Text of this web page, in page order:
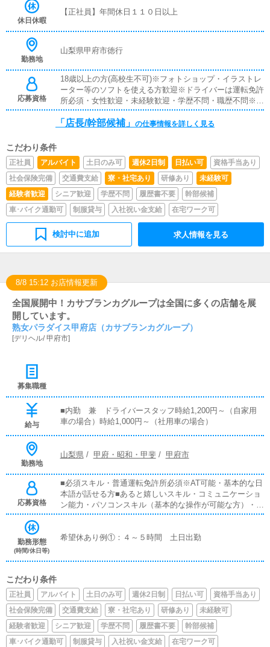
で安全に送り届けて頂きます。▼寮・待機場の清掃女の子
デザイナーやフォトグラファーに発注依頼を行います。
休日休暇
【正社員】年間休日１１０日以上
勤務地
山梨県甲府市徳行
応募資格
18歳以上の方(高校生不可)※フォトショップ・イラストレ
ーター等のソフトを使える方歓迎※ドライバーは運転免許
所必須・女性歓迎・未経験歓迎・学歴不問・職歴不問※18
歳未満（高校生を含む）の応募はお断りします。
「店長/幹部候補」 の仕事情報を詳しく見る
こだわり条件
正社員 アルバイト 土日のみ可 週休2日制 日払い可
資格手当あり
社会保険完備
交通費支給 寮・社宅あり 研修あり
未経験可
経験者歓迎
シニア歓迎 学歴不問 履歴書不要
幹部候補
車･バイク通勤可
制服貸与 入社祝い金支給 在宅ワーク可
検討中に追加 求人情報を見る
8/8 15:12 お店情報更新
全国展開中！カサブランカグループは全国に多くの店舗を展
開しています。
熟女パラダイス甲府店（カサブランカグループ）
[デリヘル/甲府市]
募集職種
給与
■内勤 兼 ドライバースタッフ時給1,200円～（自家用
車の場合）時給1,000円～（社用車の場合）
勤務地
山梨県/ 甲府・昭和・甲斐/ 甲府市
応募資格
■必須スキル・普通運転免許所必須※AT可能・基本的な日
本語が話せる方■あると嬉しいスキル・コミュニケーショ
ン能力・パソコンスキル（基本的な操作が可能な方）・文
章を書く能力・笑顔がしっかりと作れる方※声のトーンな
勤務形態
(時間/休日等)
希望休あり例①：４～５時間 土日出勤
こだわり条件
正社員 アルバイト 土日のみ可 週休2日制 日払い可
資格手当あり
社会保険完備
交通費支給 寮・社宅あり 研修あり
未経験可
経験者歓迎
シニア歓迎 学歴不問 履歴書不要
幹部候補
車･バイク通勤可
制服貸与 入社祝い金支給 在宅ワーク可